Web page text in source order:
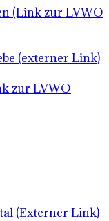
(Link zur LVWO
(externer Link)
zur LVWO
(Externer Link)